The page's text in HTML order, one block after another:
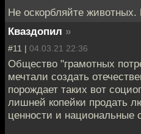
Не оскорбляйте животных.
Кваздопил »
#11 | 04.03.21 22:36
Общество "грамотных
мечтали создать
порождает таких вот
лишней копейки продать
ценности и национальные